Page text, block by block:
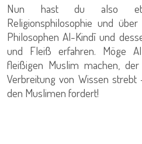
Nun hast du also
Religionsphilosophie und
Philosophen Al-Kindī und
und Fleiß erfahren. Möge
fleißigen Muslim machen,
Verbreitung von Wissen
den Muslimen fordert!